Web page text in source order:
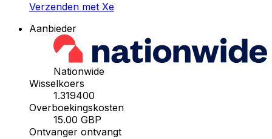
Verzenden met Xe
Aanbieder
Nationwide
Wisselkoers
1.319400
Overboekingskosten
15.00 GBP
Ontvanger ontvangt